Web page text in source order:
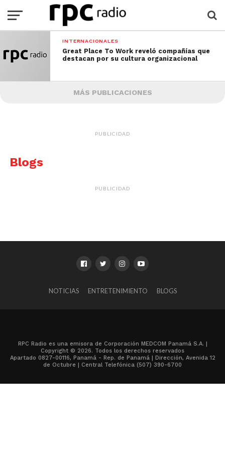
INTERNACIONALES
Great Place To Work reveló compañías que
destacan por su cultura organizacional
MÁS PUBLICACIONES
PUBLICIDAD
Blogs
PUBLICIDAD
NOTICIAS ENTRETENIMIENTO BLOGS
RPC Radio es una emisora de Corporación MEDCOM Panamá S.A. |
Copyright © 2026. Todos los derechos reservados
Apartado 0827-00116, Panamá - Rep. de Panamá | Dirección, Avenida 12
de Octubre | Central Telefónica (507) 390-6700